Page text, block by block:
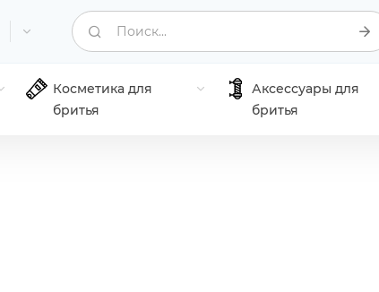
Поиск...
Косметика для
бритья
Аксессуары для
бритья